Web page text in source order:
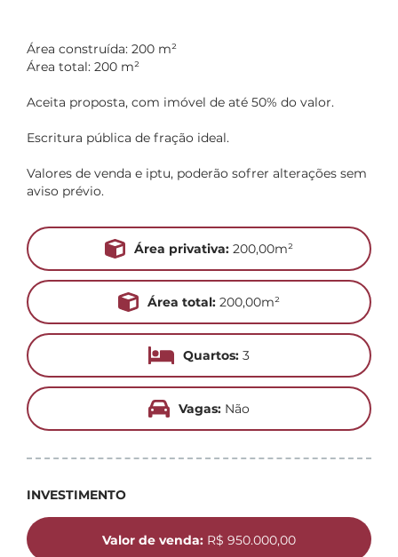
Área construída: 200 m²
Área total: 200 m²
Aceita proposta, com imóvel de até 50% do valor.
Escritura pública de fração ideal.
Valores de venda e iptu, poderão sofrer alterações sem
aviso prévio.
Área privativa: 200,00m²
Área total: 200,00m²
Quartos:3
Vagas:Não
INVESTIMENTO
Valor de venda: R$ 950.000,00